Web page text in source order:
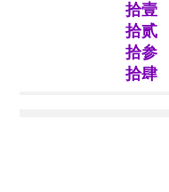
拾壹
拾贰
拾参
拾肆